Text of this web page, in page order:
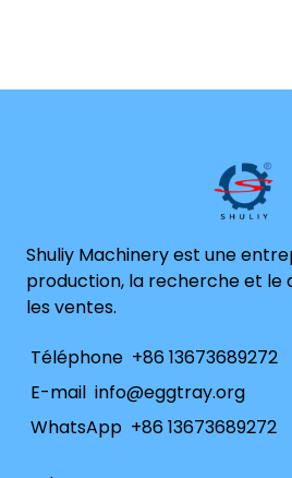
Shuliy Machinery est une
production, la recherche et
les ventes.
Téléphone +86 13673689272
E-mail info@eggtray.org
WhatsApp +86 13673689272